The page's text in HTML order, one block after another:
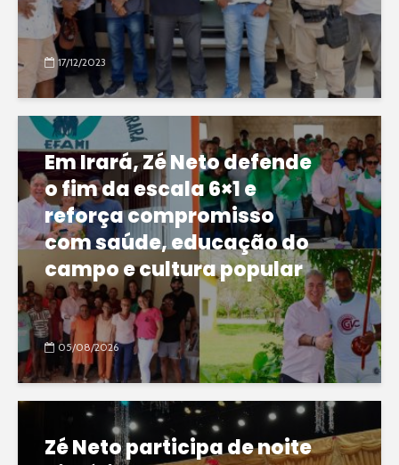
17/12/2023
Em Irará, Zé Neto defende
o fim da escala 6×1 e
reforça compromisso
com saúde, educação do
campo e cultura popular
05/08/2026
Zé Neto participa de noite